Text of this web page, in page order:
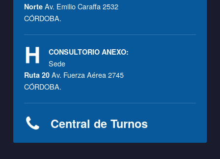
Norte Av. Emilio Caraffa 2532
CÓRDOBA.
CONSULTORIO ANEXO:
Sede
Ruta 20Av. Fuerza Aérea 2745
CÓRDOBA.
Central de Turnos